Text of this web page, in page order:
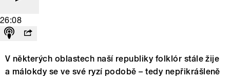
26:08
V některých oblastech naší republiky folklór stále žije
a málokdy se ve své ryzí podobě – tedy nepřikrášleně